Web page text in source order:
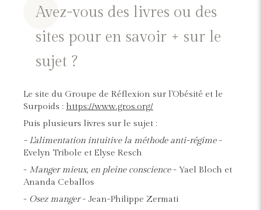
Avez-vous des livres ou des
sites pour en savoir + sur le
sujet ?
Le site du Groupe de Réflexion sur l'Obésité et le
Surpoids : https://www.gros.org/
Puis plusieurs livres sur le sujet :
- L'alimentation intuitive la méthode anti-régime-
Evelyn Tribole et Elyse Resch
- Manger mieux, en pleine conscience- Yael Bloch et
Ananda Ceballos
- Osez manger- Jean-Philippe Zermati